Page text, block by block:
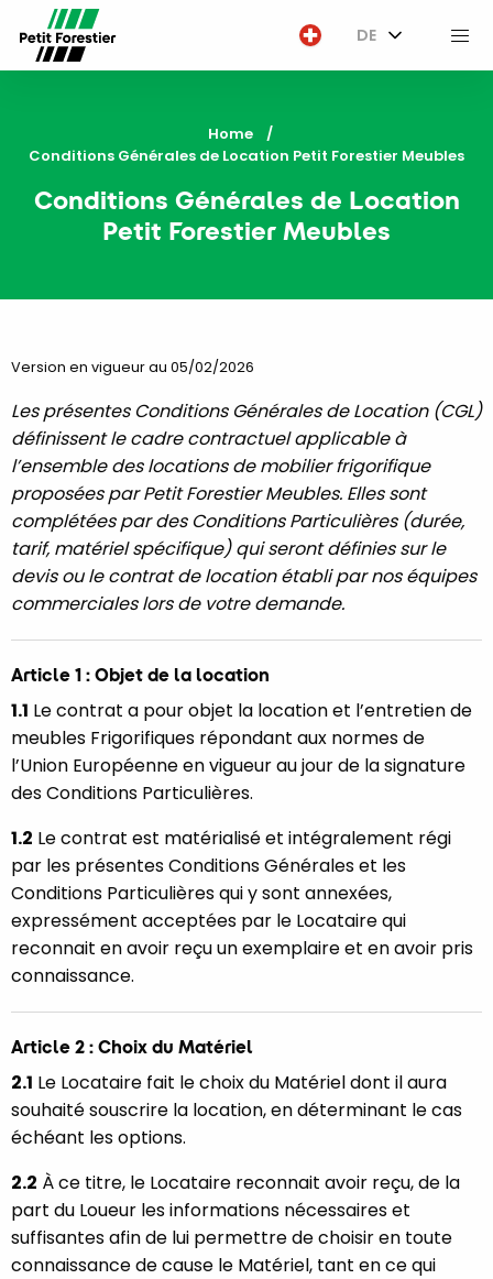
DE
Home
Current:
Conditions Générales de Location Petit Forestier Meubles
Conditions Générales de Location
Petit Forestier Meubles
Version en vigueur au 05/02/2026
Les présentes Conditions Générales de Location (CGL)
définissent le cadre contractuel applicable à
l’ensemble des locations de mobilier frigorifique
proposées par Petit Forestier Meubles. Elles sont
complétées par des Conditions Particulières (durée,
tarif, matériel spécifique) qui seront définies sur le
devis ou le contrat de location établi par nos équipes
commerciales lors de votre demande.
Article 1 : Objet de la location
1.1 Le contrat a pour objet la location et l’entretien de
meubles Frigorifiques répondant aux normes de
l’Union Européenne en vigueur au jour de la signature
des Conditions Particulières.
1.2 Le contrat est matérialisé et intégralement régi
par les présentes Conditions Générales et les
Conditions Particulières qui y sont annexées,
expressément acceptées par le Locataire qui
reconnait en avoir reçu un exemplaire et en avoir pris
connaissance.
Article 2 : Choix du Matériel
2.1 Le Locataire fait le choix du Matériel dont il aura
souhaité souscrire la location, en déterminant le cas
échéant les options.
2.2 À ce titre, le Locataire reconnait avoir reçu, de la
part du Loueur les informations nécessaires et
suffisantes afin de lui permettre de choisir en toute
connaissance de cause le Matériel, tant en ce qui